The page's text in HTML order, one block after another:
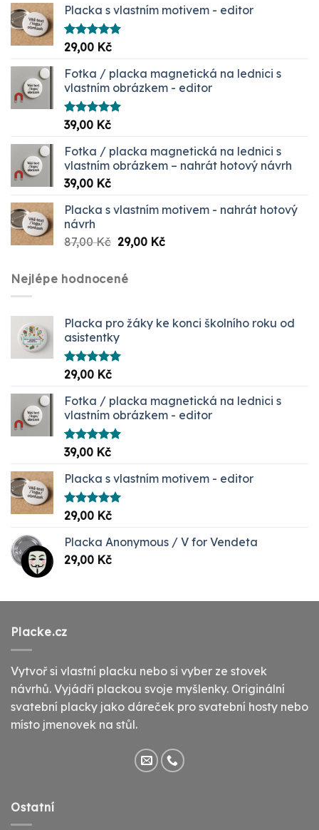
Placka s vlastním motivem - editor
Hodnocení
5.00
29,00 Kč
Fotka / placka magnetická na lednici s
vlastním obrázkem - editor
Hodnocení
5.00
39,00 Kč
Fotka / placka magnetická na lednici s
vlastním obrázkem – nahrát hotový návrh
39,00 Kč
Placka s vlastním motivem - nahrát hotový
návrh
87,00Kč Původní
byla:
87,00 Kč.
29,00 KčAktuální
Nejlépe hodnocené
Placka pro žáky ke konci školního roku od
asistentky
Hodnocení
5.00
29,00 Kč
Fotka / placka magnetická na lednici s
vlastním obrázkem - editor
Hodnocení
5.00
39,00 Kč
Placka s vlastním motivem - editor
Hodnocení
5.00
29,00 Kč
Placka Anonymous / V for Vendeta
29,00 Kč
Placke.cz
Vytvoř si vlastní placku nebo si vyber ze stovek
návrhů. Vyjádři plackou svoje myšlenky. Originální
svatební placky jako dáreček pro svatební hosty nebo
místo jmenovek na stůl.
Ostatní